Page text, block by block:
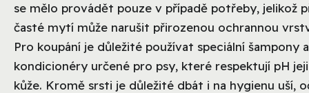
se mělo provádět pouze v případě potřeby, jelikož
časté mytí může narušit přirozenou ochrannou
Pro koupání je důležité používat speciální šampony a
kondicionéry určené pro psy, které respektují pH
kůže. Kromě srsti je důležité dbát i na hygienu uší,